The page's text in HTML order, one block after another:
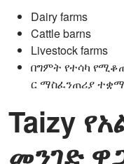
Dairy farms
Cattle barns
Livestock farms
በግምት የተሳካ
ር ማስፈንጠሪያ
Taizy
መንገድ